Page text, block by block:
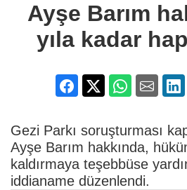
kadar
istemi
Ayşe Barım
yıla kadar
Gezi Parkı soruşturması
Ayşe Barım hakkında,
kaldırmaya teşebbüse
iddianame düzenlendi.